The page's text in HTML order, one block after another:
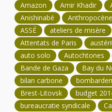
Amazon
Amir Khadir
Anishinabé
Anthropocène
ASSÉ
ateliers de misère
Attentats de Paris
auto solo
Autochtones
Bande de Gaza
Bay du
bilan carbone
Brest-Litovsk
budget
bureaucratie syndicale